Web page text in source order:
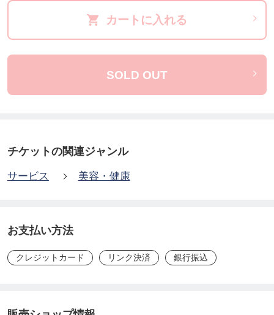
いて、「この話を多くの人に聞かせなければ!!」と。
治療してきたのか。何を感じ思ってきたのかを赤
す、よって主に、元気になってきたきっかけと、気
ます。
カートに入れる
SOLD OUT
チケットの関連ジャンル
サービス 美容・健康
お支払い方法
クレジットカード リンク決済 銀行振込